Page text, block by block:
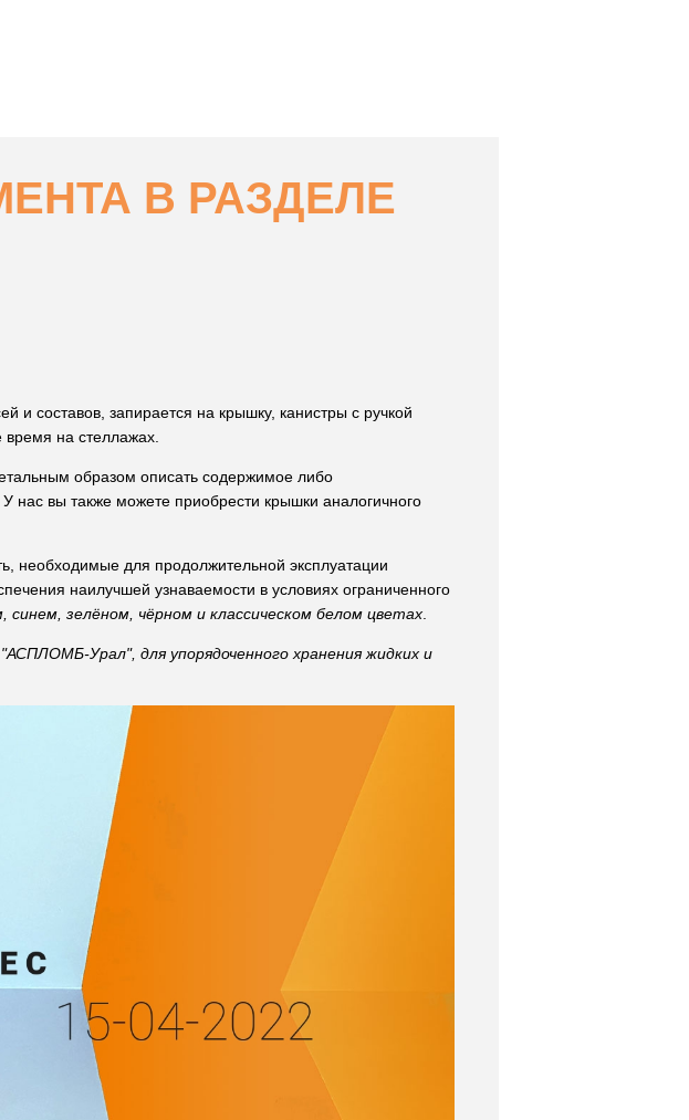
В РАЗДЕЛЕ
и составов, запирается на крышку, канистры с ручкой
на стеллажах.
образом описать содержимое либо
У нас вы также можете приобрести крышки аналогичного
необходимые для продолжительной эксплуатации
наилучшей узнаваемости в условиях ограниченного
синем, зелёном, чёрном и классическом белом цветах.
Урал", для упорядоченного хранения жидких и